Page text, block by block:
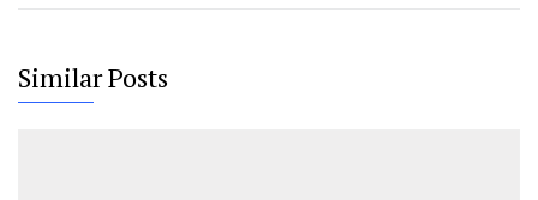
Similar Posts